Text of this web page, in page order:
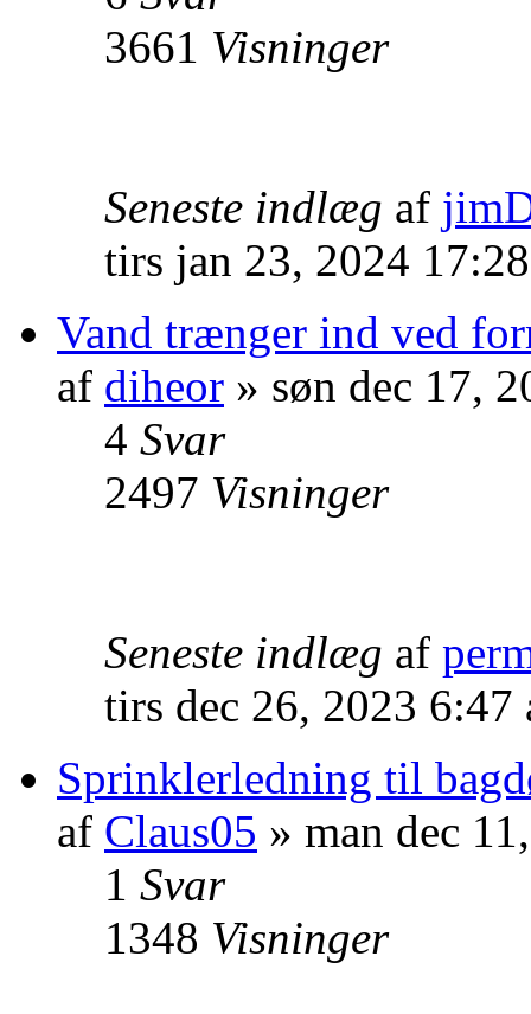
3661 Visninger
Seneste indlæg af
tirs jan 23, 2024
Vand trænger ind ved
af diheor » søn dec 17,
4 Svar
2497 Visninger
Seneste indlæg af
tirs dec 26, 2023 6:47
Sprinklerledning til
af Claus05 » man dec
1 Svar
1348 Visninger